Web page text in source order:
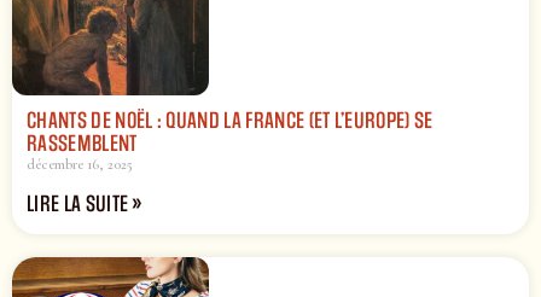
CHANTS DE NOËL : QUAND LA FRANCE (ET L’EUROPE) SE
RASSEMBLENT
décembre 16, 2025
LIRE LA SUITE »